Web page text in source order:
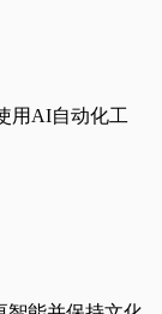
用AI自动化工